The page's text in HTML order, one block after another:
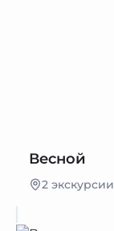
Весной
2 экскурсии